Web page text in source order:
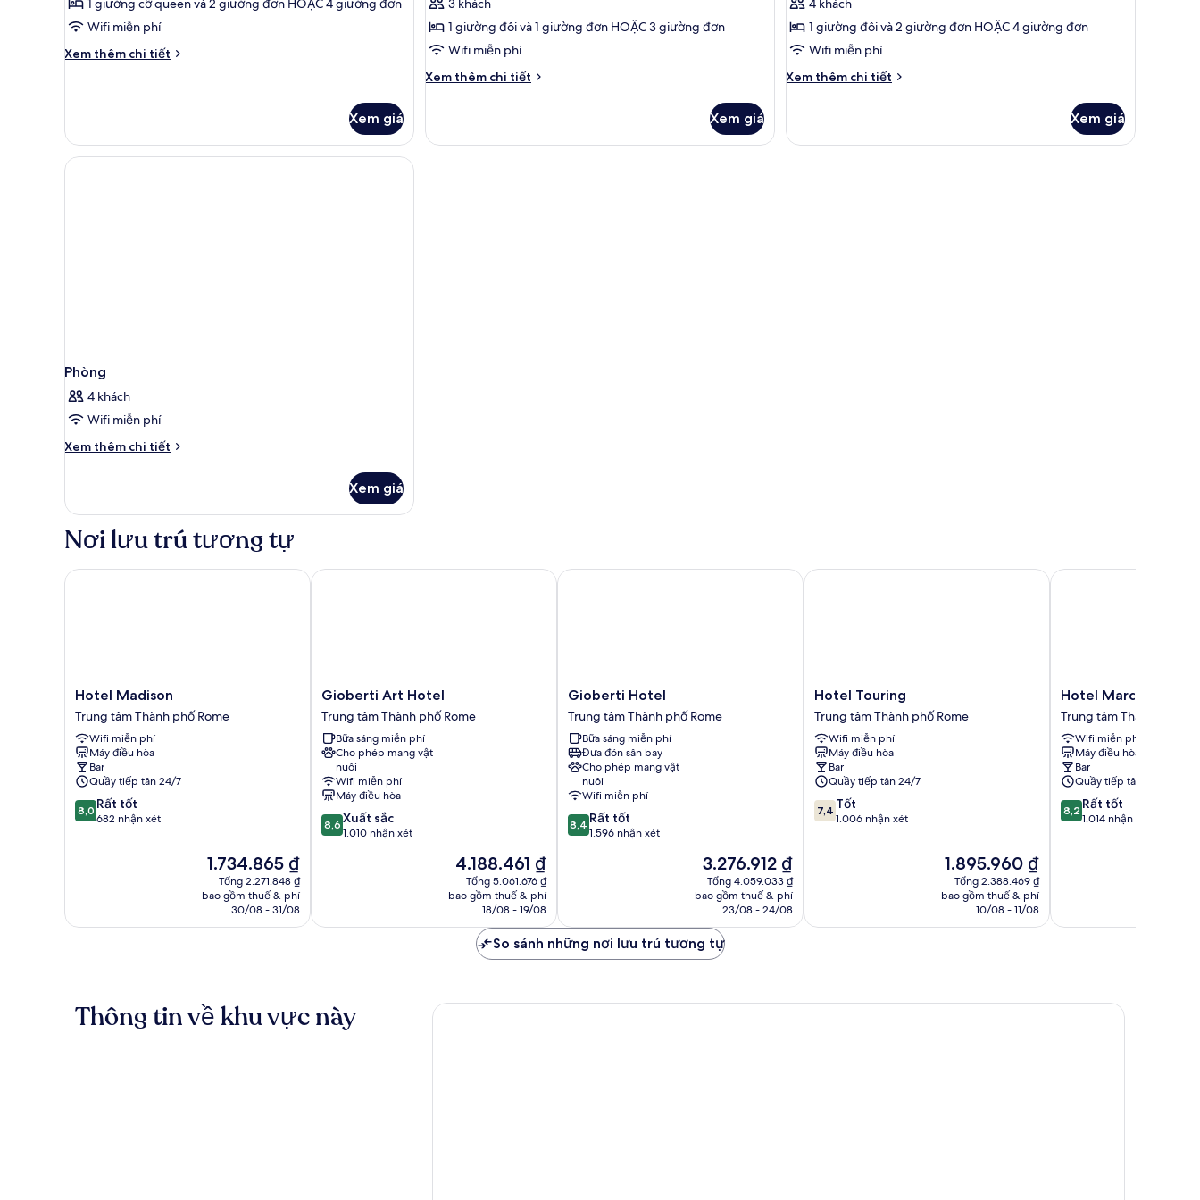
Deluxe
1 giường cỡ queen và 2 giường đơn HOẶC 4 giường đơn
Wifi miễn phí
Xem thêm chi tiết
Chi
4
Deluxe
Xem giá
3 khách
1 giường đôi và 1 giường đơn HOẶC 3 giường đơn
Wifi miễn phí
Xem thêm chi tiết
Chi
Phòng
Xem giá
4 khách
1 giường đôi và 2 giường đơn HOẶC 4 giường đơn
Wifi miễn phí
Xem thêm chi tiết
Chi
Phòng
Xem giá
Phòng
4 khách
Wifi miễn phí
Xem thêm chi tiết
Chi
Phòng
Xem giá
Nơi lưu trú tương tự
Hotel
Madison
Trung
tâm
Thành
phố
Rome
Hotel Madison
Trung tâm Thành phố Rome
Wifi miễn phí
Máy điều hòa
Bar
Quầy tiếp tân 24/7
8.0
trên
8,0 Rất tốt
682 nhận xét
Giá
hiện
tại
1.734.865 ₫
1.734.865 ₫
Tổng 2.271.848 ₫
bao gồm thuế & phí
30/08 - 31/08
Hotel Madison
Gioberti
Art
Hotel
Trung
tâm
Thành
phố
Rome
Gioberti Art Hotel
Trung tâm Thành phố Rome
Bữa sáng miễn phí
Cho phép mang vật
nuôi
Wifi miễn phí
Máy điều hòa
8.6
trên
xét
8,6 Xuất sắc
1.010 nhận xét
Giá
hiện
tại
4.188.461 ₫
4.188.461 ₫
Tổng 5.061.676 ₫
bao gồm thuế & phí
18/08 - 19/08
Gioberti Art Hotel
Gioberti
Hotel
Trung
tâm
Thành
phố
Rome
Gioberti Hotel
Trung tâm Thành phố Rome
Bữa sáng miễn phí
Đưa đón sân bay
Cho phép mang vật
nuôi
Wifi miễn phí
8.4
trên
xét
8,4 Rất tốt
1.596 nhận xét
Giá
hiện
tại
3.276.912 ₫
3.276.912 ₫
Tổng 4.059.033 ₫
bao gồm thuế & phí
23/08 - 24/08
Gioberti Hotel
Hotel
Touring
Trung
tâm
Thành
phố
Rome
Hotel Touring
Trung tâm Thành phố Rome
Wifi miễn phí
Máy điều hòa
Bar
Quầy tiếp tân 24/7
7.4
trên
7,4 Tốt
1.006 nhận xét
Giá
hiện
tại
1.895.960 ₫
1.895.960 ₫
Tổng 2.388.469 ₫
bao gồm thuế & phí
10/08 - 11/08
Hotel Touring
Hotel
Marcantonio
Rome
Trung
tâm
Thành
phố
Rome
Hotel Marcantonio
Trung tâm Thành phố
Wifi miễn phí
Máy điều hòa
Bar
Quầy tiếp tân 24/7
8.2
trên
8,2 Rất tốt
1.014 nhận xét
Hotel Marcantonio
So sánh những nơi lưu trú tương tự
Thông tin về khu vực này